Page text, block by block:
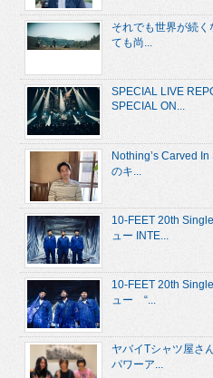
それでも世界が続く
ても尚...
SPECIAL LIVE
SPECIAL ON...
Nothing’s Carved
のキ...
10-FEET 20th
ュー INTE...
10-FEET 20th
ュー “...
ヤバイTシャツ屋さ
パワーア...